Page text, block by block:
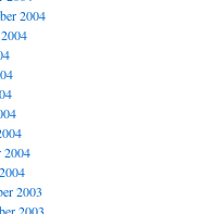
2004
2004
2003